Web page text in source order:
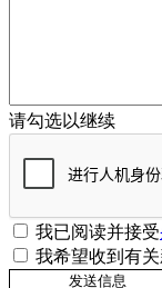
请勾选以继续
我已阅读并接受
我希望收到有